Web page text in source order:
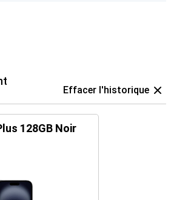
Effacer l'historique
128GB Noir